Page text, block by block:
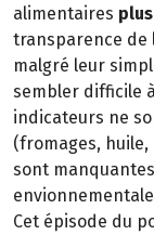
alimentaires
transparence de
malgré leur
sembler difficile
indicateurs ne
(fromages,
sont
Cet épisode du